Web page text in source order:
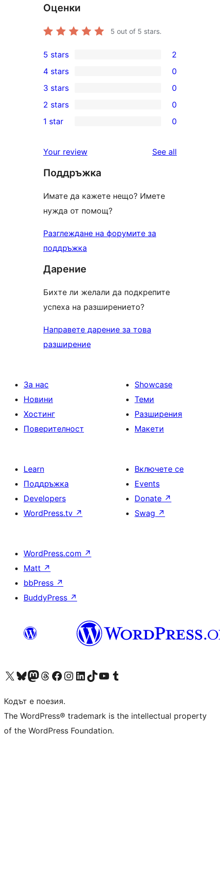
Оценки
5 out of 5 stars.
2
5-
star
reviews
5 stars 2
4-
star
reviews
4 stars 0
0
3-
star
3 stars 0
2-
reviews
2 stars 0
star
reviews
1 star 0
Your review See all
Поддръжка
Имате да кажете нещо? Имете
нужда от помощ?
Разглеждане на форумите за
поддръжка
Дарение
Бихте ли желали да подкрепите
успеха на разширението?
Направете дарение за това
разширение
За нас
Новини
Хостинг
Поверителност
Showcase
Теми
Разширения
Макети
Learn
Поддръжка
Developers
WordPress.tv ↗
Включете се
Events
Donate ↗
Swag ↗
WordPress.com ↗
Matt ↗
bbPress ↗
BuddyPress ↗
Visit our X (formerly Twitter) account
Visit our Bluesky account
Visit our Mastodon account
Visit our Threads account
Посетете нашата страница във Facebook
Посетете нашия профил в Instagram
Посетете нашия профил в LinkedIn
Visit our TikTok account
Visit our YouTube channel
Visit our Tumblr account
Кодът е поезия.
The WordPress® trademark is the intellectual property
of the WordPress Foundation.